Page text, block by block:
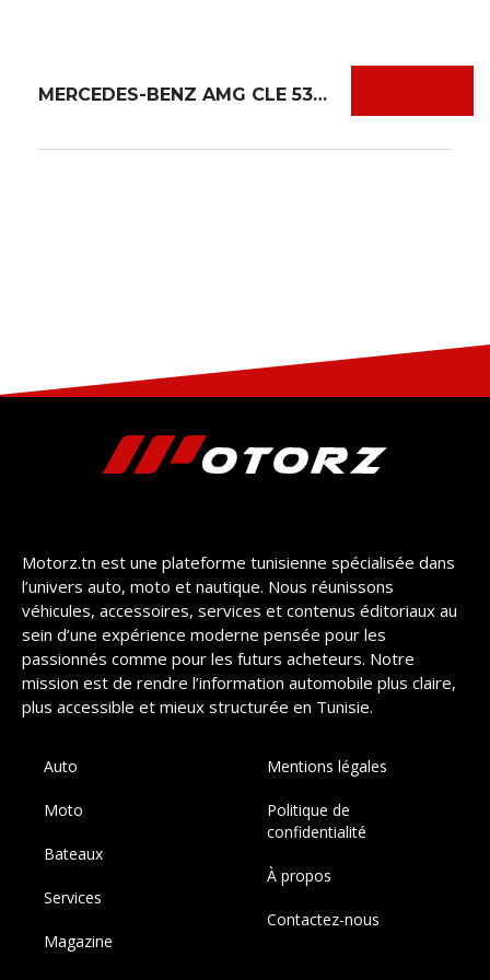
MERCEDES-BENZ AMG CLE 53 CABRIOLET
Motorz.tn est une plateforme tunisienne spécialisée dans
l’univers auto, moto et nautique. Nous réunissons
véhicules, accessoires, services et contenus éditoriaux au
sein d’une expérience moderne pensée pour les
passionnés comme pour les futurs acheteurs. Notre
mission est de rendre l’information automobile plus claire,
plus accessible et mieux structurée en Tunisie.
Auto
Moto
Bateaux
Services
Magazine
Mentions légales
Politique de
confidentialité
À propos
Contactez-nous